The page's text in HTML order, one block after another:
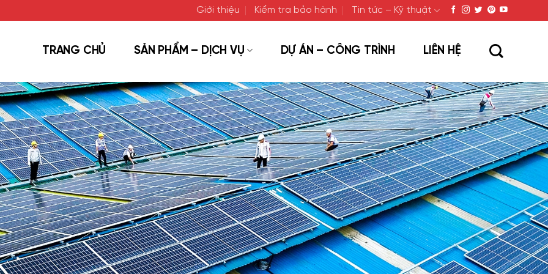
Giới thiệu Kiểm tra bảo hành Tin tức – Kỹ thuật
TRANG CHỦ SẢN PHẨM – DỊCH VỤ DỰ ÁN – CÔNG TRÌNH LIÊN HỆ